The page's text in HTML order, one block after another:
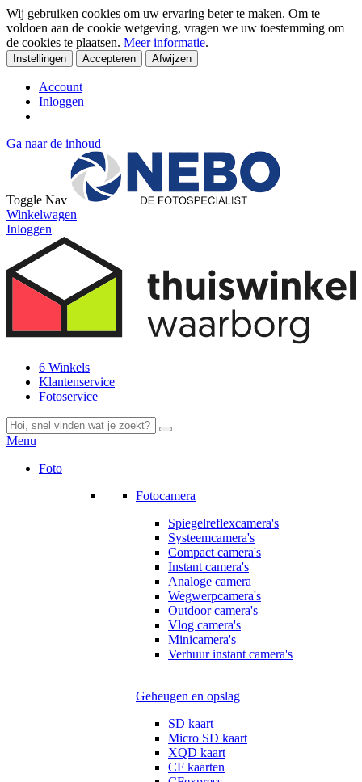
Wij gebruiken cookies om uw ervaring beter te maken. Om te
voldoen aan de cookie wetgeving, vragen we uw toestemming om
de cookies te plaatsen. Meer informatie.
Instellingen Accepteren Afwijzen
Account
Inloggen
Ga naar de inhoud
Toggle Nav
Winkelwagen
Inloggen
6 Winkels
Klantenservice
Fotoservice
Menu
Foto
Fotocamera
Spiegelreflexcamera's
Systeemcamera's
Compact camera's
Instant camera's
Analoge camera
Wegwerpcamera's
Outdoor camera's
Vlog camera's
Minicamera's
Verhuur instant camera's
Geheugen en opslag
SD kaart
Micro SD kaart
XQD kaart
CF kaarten